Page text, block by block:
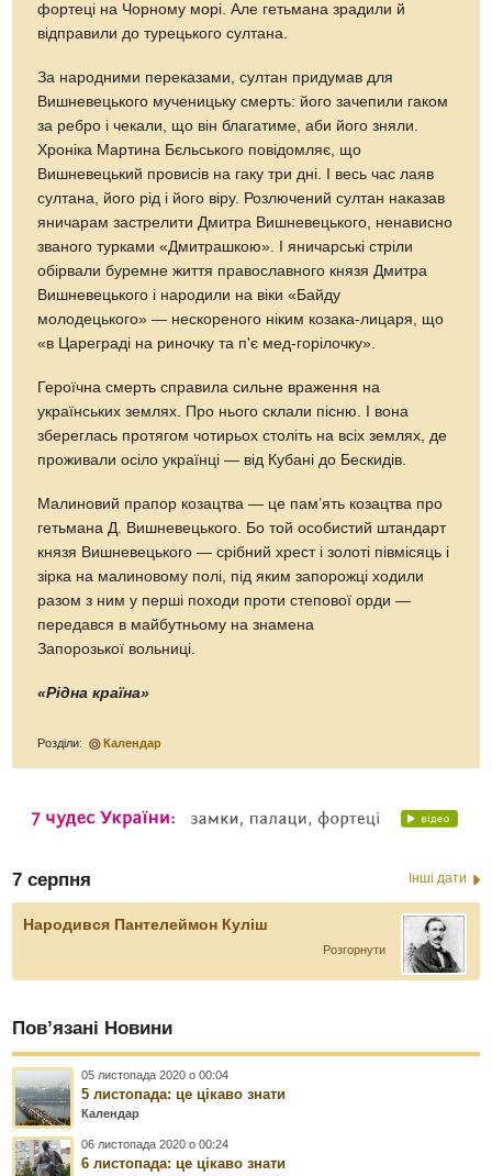
фортеці на Чорному морі. Але гетьмана зрадили й
відправили до турецького султана.
За народними переказами, султан придумав для
Вишневецького мученицьку смерть: його зачепили гаком
за ребро і чекали, що він благатиме, аби його зняли.
Хроніка Мартина Бєльського повідомляє, що
Вишневецький провисів на гаку три дні. І весь час лаяв
султана, його рід і його віру. Розлючений султан наказав
яничарам застрелити Дмитра Вишневецького, ненависно
званого турками «Дмитрашкою». І яничарські стріли
обірвали буремне життя православного князя Дмитра
Вишневецького і народили на віки «Байду
молодецького» — нескореного ніким козака-лицаря, що
«в Цареграді на риночку та п'є мед-горілочку».
Героїчна смерть справила сильне враження на
українських землях. Про нього склали пісню. І вона
збереглась протягом чотирьох століть на всіх землях, де
проживали осіло українці — від Кубані до Бескидів.
Малиновий прапор козацтва — це пам’ять козацтва про
гетьмана Д. Вишневецького. Бо той особистий штандарт
князя Вишневецького — срібний хрест і золоті півмісяць і
зірка на малиновому полі, під яким запорожці ходили
разом з ним у перші походи проти степової орди —
передався в майбутньому на знамена
Запорозької вольниці.
«Рідна країна»
Розділи: Календар
7 серпня Інші дати
Народився Пантелеймон Куліш
Розгорнути
Пов’язані Новини
05 листопада 2020 о 00:04
5 листопада: це цікаво знати
Календар
06 листопада 2020 о 00:24
6 листопада: це цікаво знати